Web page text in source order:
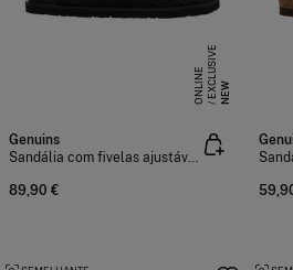
NEW
E
X
C
L
US
I
V
E
O
N
L
I
N
E
Genuins
Sandália com fivelas ajustáveis
89,90 €